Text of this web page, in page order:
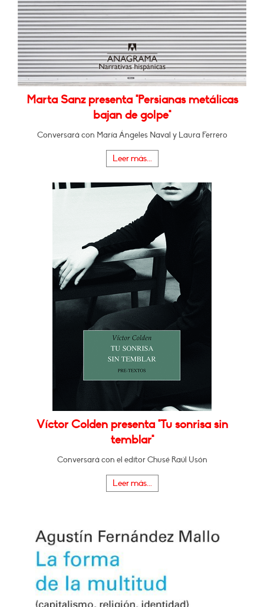
Marta Sanz presenta "Persianas metálicas
bajan de golpe"
Conversará con María Ángeles Naval y Laura Ferrero
Leer más...
Víctor Colden presenta "Tu sonrisa sin
temblar"
Conversará con el editor Chusé Raúl Usón
Leer más...